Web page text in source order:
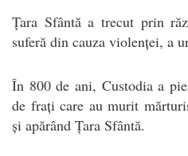
Țara Sfântă a trecut prin
suferă din cauza violenței, a
În 800 de ani, Custodia a
de frați care au murit
și apărând Țara Sfântă.